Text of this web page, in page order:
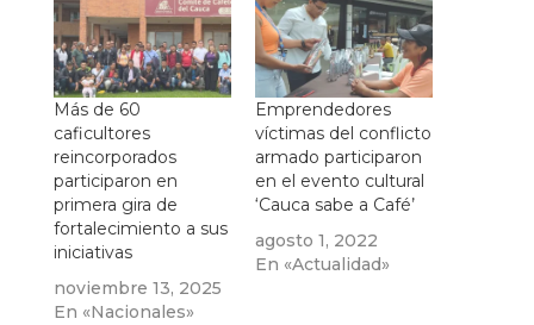
Más de 60
caficultores
reincorporados
participaron en
primera gira de
fortalecimiento a sus
iniciativas
noviembre 13, 2025
En «Nacionales»
Emprendedores
víctimas del conflicto
armado participaron
en el evento cultural
‘Cauca sabe a Café’
agosto 1, 2022
En «Actualidad»